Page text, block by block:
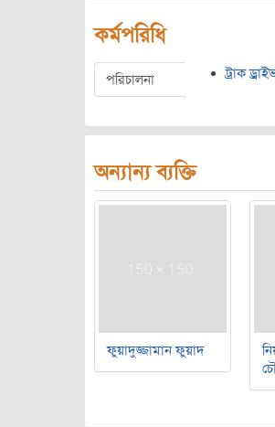
কর্মপরিধি
পরিচালনা ট্রাক
অন্যান্য ব্যক্তি
ফুয়াদুজ্জামান ফুয়াদ